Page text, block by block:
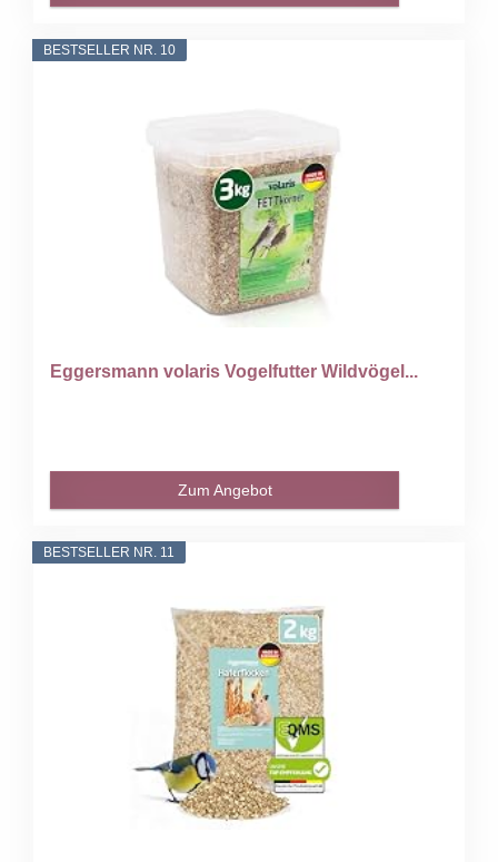
BESTSELLER NR. 10
Eggersmann volaris Vogelfutter Wildvögel...
Zum Angebot
BESTSELLER NR. 11